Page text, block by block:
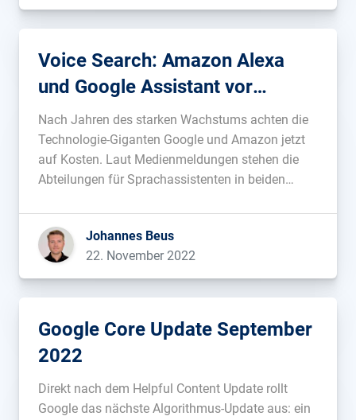
Voice Search: Amazon Alexa
und Google Assistant vor
Kürzungen
Nach Jahren des starken Wachstums achten die
Technologie-Giganten Google und Amazon jetzt
auf Kosten. Laut Medienmeldungen stehen die
Abteilungen für Sprachassistenten in beiden
Bei Amazon soll Alexa für rund 10 Milliarden
jährliche Verluste verantwortlich sein. Alle
Versuche, Alexa zu monetarisieren, seien in der
Vergangenheit fehlgeschlagen. […]...
Johannes Beus
22. November 2022
Google Core Update September
2022
Direkt nach dem Helpful Content Update rollt
Google das nächste Algorithmus-Update aus: ein